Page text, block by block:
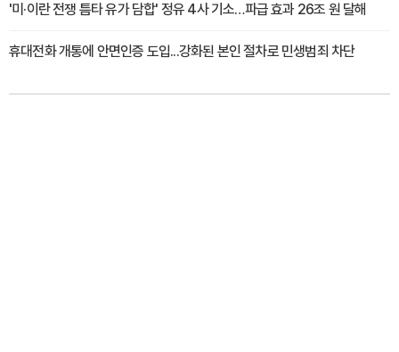
'미·이란 전쟁 틈타 유가 담합' 정유 4사 기소…파급 효과 26조 원 달해
휴대전화 개통에 안면인증 도입...강화된 본인 절차로 민생범죄 차단